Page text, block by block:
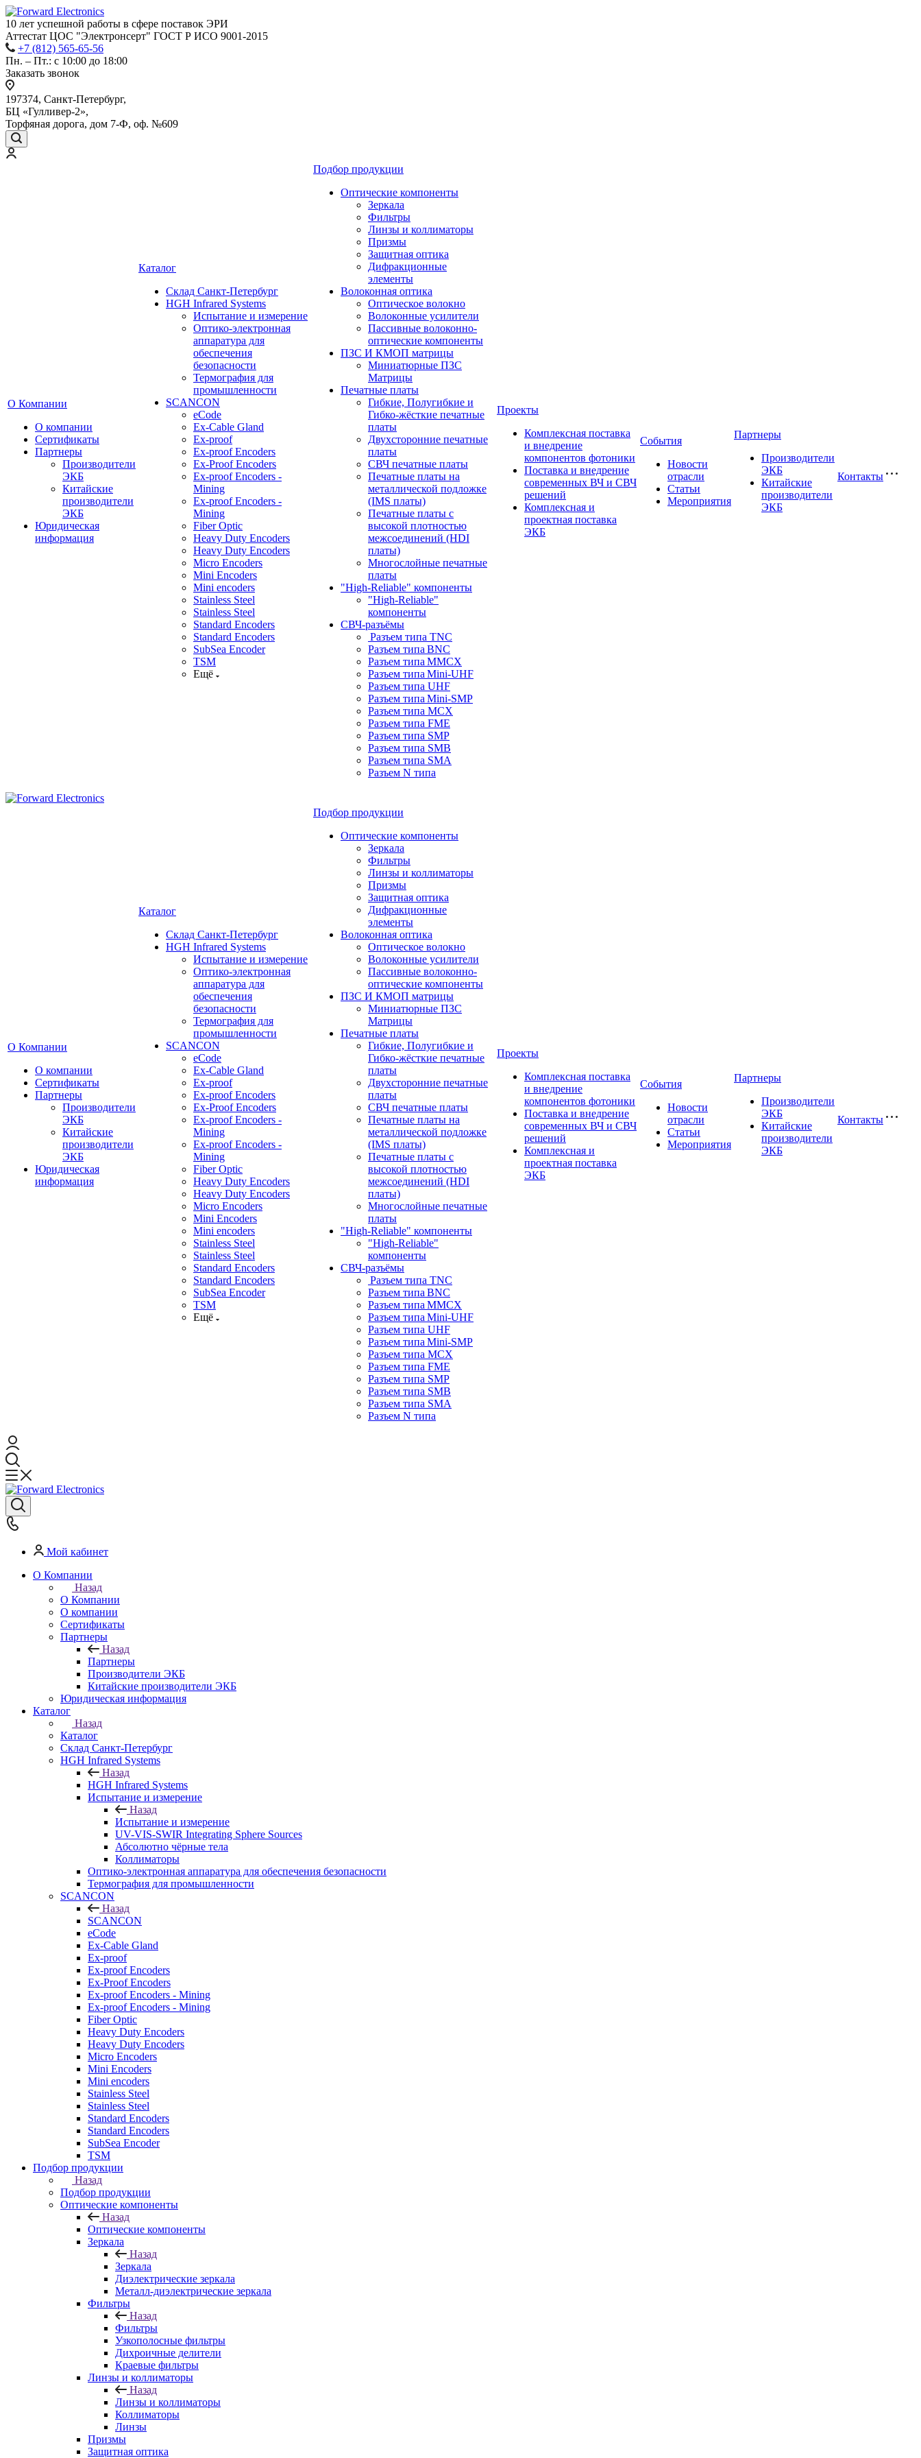
10 лет успешной работы в сфере поставок ЭРИ
Аттестат ЦОС "Электронсерт" ГОСТ Р ИСО 9001-2015
+7 (812) 565-65-56
Пн. – Пт.: с 10:00 до 18:00
Заказать звонок
197374, Санкт-Петербург,
БЦ «Гулливер-2»,
Торфяная дорога, дом 7-Ф, оф. №609
О Компании
О компании
Сертификаты
Партнеры
Производители
ЭКБ
Китайские
производители
ЭКБ
Юридическая
информация
Каталог
Cклад Санкт-Петербург
HGH Infrared Systems
Испытание и измерение
Оптико-электронная
аппаратура для
обеспечения
безопасности
Термография для
промышленности
SCANCON
eCode
Ex-Cable Gland
Ex-proof
Ex-proof Encoders
Ex-Proof Encoders
Ex-proof Encoders -
Mining
Ex-proof Encoders -
Mining
Fiber Optic
Heavy Duty Encoders
Heavy Duty Encoders
Micro Encoders
Mini Encoders
Mini encoders
Stainless Steel
Stainless Steel
Standard Encoders
Standard Encoders
SubSea Encoder
TSM
Ещё
Подбор продукции
Оптические компоненты
Зеркала
Фильтры
Линзы и коллиматоры
Призмы
Защитная оптика
Дифракционные
элементы
Волоконная оптика
Оптическое волокно
Волоконные усилители
Пассивные волоконно-
оптические компоненты
ПЗС И КМОП матрицы
Миниатюрные ПЗС
Матрицы
Печатные платы
Гибкие, Полугибкие и
Гибко-жёсткие печатные
платы
Двухсторонние печатные
платы
СВЧ печатные платы
Печатные платы на
металлической подложке
(IMS платы)
Печатные платы с
высокой плотностью
межсоединений (HDI
платы)
Многослойные печатные
платы
"High-Reliable" компоненты
"High-Reliable"
компоненты
СВЧ-разъёмы
Разъем типа TNC
Разъем типа BNC
Разъем типа MMCX
Разъем типа Mini-UHF
Разъем типа UHF
Разъем типа Mini-SMP
Разъем типа MCX
Разъем типа FME
Разъем типа SMP
Разъем типа SMB
Разъем типа SMA
Разъем N типа
Проекты
Комплексная поставка
и внедрение
компонентов фотоники
Поставка и внедрение
современных ВЧ и СВЧ
решений
Комплексная и
проектная поставка
ЭКБ
События
Новости
отрасли
Статьи
Мероприятия
Партнеры
Производители
ЭКБ
Китайские
производители
ЭКБ
Контакты
О Компании
О компании
Сертификаты
Партнеры
Производители
ЭКБ
Китайские
производители
ЭКБ
Юридическая
информация
Каталог
Cклад Санкт-Петербург
HGH Infrared Systems
Испытание и измерение
Оптико-электронная
аппаратура для
обеспечения
безопасности
Термография для
промышленности
SCANCON
eCode
Ex-Cable Gland
Ex-proof
Ex-proof Encoders
Ex-Proof Encoders
Ex-proof Encoders -
Mining
Ex-proof Encoders -
Mining
Fiber Optic
Heavy Duty Encoders
Heavy Duty Encoders
Micro Encoders
Mini Encoders
Mini encoders
Stainless Steel
Stainless Steel
Standard Encoders
Standard Encoders
SubSea Encoder
TSM
Ещё
Подбор продукции
Оптические компоненты
Зеркала
Фильтры
Линзы и коллиматоры
Призмы
Защитная оптика
Дифракционные
элементы
Волоконная оптика
Оптическое волокно
Волоконные усилители
Пассивные волоконно-
оптические компоненты
ПЗС И КМОП матрицы
Миниатюрные ПЗС
Матрицы
Печатные платы
Гибкие, Полугибкие и
Гибко-жёсткие печатные
платы
Двухсторонние печатные
платы
СВЧ печатные платы
Печатные платы на
металлической подложке
(IMS платы)
Печатные платы с
высокой плотностью
межсоединений (HDI
платы)
Многослойные печатные
платы
"High-Reliable" компоненты
"High-Reliable"
компоненты
СВЧ-разъёмы
Разъем типа TNC
Разъем типа BNC
Разъем типа MMCX
Разъем типа Mini-UHF
Разъем типа UHF
Разъем типа Mini-SMP
Разъем типа MCX
Разъем типа FME
Разъем типа SMP
Разъем типа SMB
Разъем типа SMA
Разъем N типа
Проекты
Комплексная поставка
и внедрение
компонентов фотоники
Поставка и внедрение
современных ВЧ и СВЧ
решений
Комплексная и
проектная поставка
ЭКБ
События
Новости
отрасли
Статьи
Мероприятия
Партнеры
Производители
ЭКБ
Китайские
производители
ЭКБ
Контакты
Мой кабинет
О Компании
Назад
О Компании
О компании
Сертификаты
Партнеры
Назад
Партнеры
Производители ЭКБ
Китайские производители ЭКБ
Юридическая информация
Каталог
Назад
Каталог
Cклад Санкт-Петербург
HGH Infrared Systems
Назад
HGH Infrared Systems
Испытание и измерение
Назад
Испытание и измерение
UV-VIS-SWIR Integrating Sphere Sources
Абсолютно чёрные тела
Коллиматоры
Оптико-электронная аппаратура для обеспечения безопасности
Термография для промышленности
SCANCON
Назад
SCANCON
eCode
Ex-Cable Gland
Ex-proof
Ex-proof Encoders
Ex-Proof Encoders
Ex-proof Encoders - Mining
Ex-proof Encoders - Mining
Fiber Optic
Heavy Duty Encoders
Heavy Duty Encoders
Micro Encoders
Mini Encoders
Mini encoders
Stainless Steel
Stainless Steel
Standard Encoders
Standard Encoders
SubSea Encoder
TSM
Подбор продукции
Назад
Подбор продукции
Оптические компоненты
Назад
Оптические компоненты
Зеркала
Назад
Зеркала
Диэлектрические зеркала
Металл-диэлектрические зеркала
Фильтры
Назад
Фильтры
Узкополосные фильтры
Дихроичные делители
Краевые фильтры
Линзы и коллиматоры
Назад
Линзы и коллиматоры
Коллиматоры
Линзы
Призмы
Защитная оптика